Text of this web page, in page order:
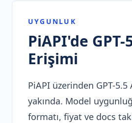
UYGUNLUK
PiAPI'de GPT-
Erişimi
PiAPI üzerinden GPT-
yakında. Model
formatı, fiyat ve docs